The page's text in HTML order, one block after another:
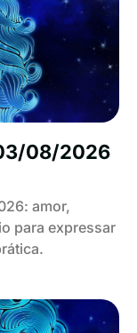
08/2026
amor,
para expressar